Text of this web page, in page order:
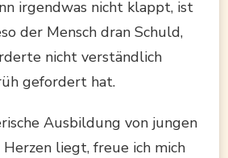
irgendwas nicht klappt, ist
der Mensch dran Schuld,
nicht verständlich
gefordert hat.
Ausbildung von jungen
liegt, freue ich mich